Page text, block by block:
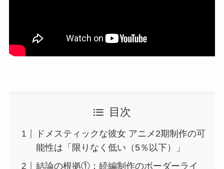
目次
ドメスティックな彼女 アニメ2期制作の可
能性は「限りなく低い（5％以下）」
結論の根拠①：続編制作のボーダーライ